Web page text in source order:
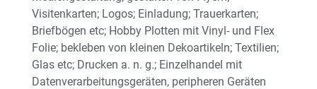
Visitenkarten; Logos; Einladung; Trauerkarten;
Briefbögen etc; Hobby Plotten mit Vinyl- und Flex
Folie; bekleben von kleinen Dekoartikeln; Textilien;
Glas etc; Drucken a. n. g.; Einzelhandel mit
Datenverarbeitungsgeräten, peripheren Geräten